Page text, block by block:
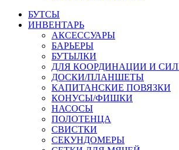
БУТСЫ
ИНВЕНТАРЬ
АКСЕССУАРЫ
БАРЬЕРЫ
БУТЫЛКИ
ДЛЯ КООРДИНАЦИИ И
ДОСКИ/ПЛАНШЕТЫ
КАПИТАНСКИЕ ПОВЯЗКИ
КОНУСЫ/ФИШКИ
НАСОСЫ
ПОЛОТЕНЦА
СВИСТКИ
СЕКУНДОМЕРЫ